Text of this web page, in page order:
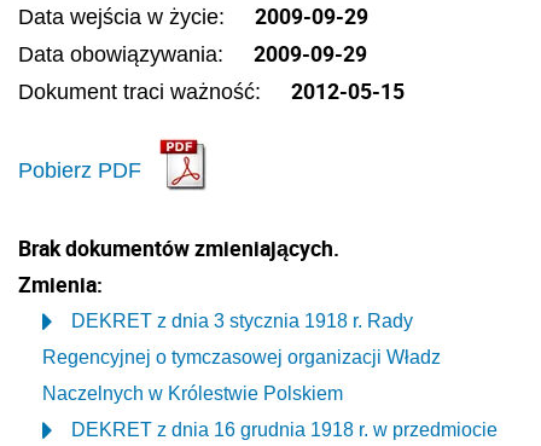
Data wejścia w życie: 2009-09-29
Data obowiązywania: 2009-09-29
Dokument traci ważność: 2012-05-15
Pobierz PDF
Brak dokumentów zmieniających.
Zmienia:
DEKRET z dnia 3 stycznia 1918 r. Rady
Regencyjnej o tymczasowej organizacji Władz
Naczelnych w Królestwie Polskiem
DEKRET z dnia 16 grudnia 1918 r. w przedmiocie